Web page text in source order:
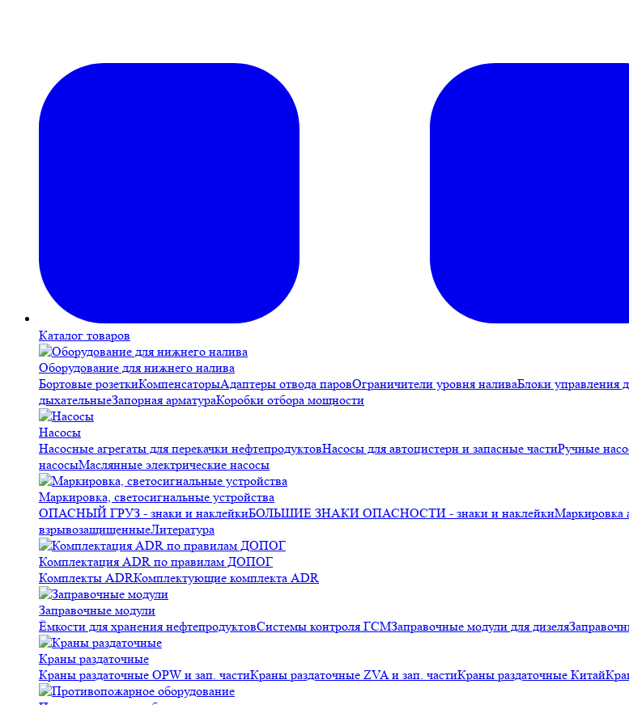
Каталог товаров
Оборудование для нижнего налива
Бортовые розеткиКомпенсаторыАдаптеры отвода паровОграничители уровня наливаБлоки управления
дыхательныеЗапорная арматураКоробки отбора мощности
Насосы
Насосные агрегаты для перекачки нефтепродуктовНасосы для автоцистерн и запасные частиРучные
насосыМаслянные электрические насосы
Маркировка, светосигнальные устройства
ОПАСНЫЙ ГРУЗ - знаки и наклейкиБОЛЬШИЕ ЗНАКИ ОПАСНОСТИ - знаки и наклейкиМаркировка
взрывозащищенныеЛитература
Комплектация ADR по правилам ДОПОГ
Комплекты ADRКомплектующие комплекта ADR
Заправочные модули
Ёмкости для хранения нефтепродуктовСистемы контроля ГСМЗаправочные модули для дизеля
Краны раздаточные
Краны раздаточные OPW и зап. частиКраны раздаточные ZVA и зап. частиКраны раздаточные Китай